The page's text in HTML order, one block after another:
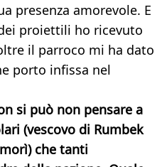
presenza amorevole. E
proiettili ho ricevuto
il parroco mi ha dato
porto infissa nel
si può non pensare a
(vescovo di Rumbek
che tanti